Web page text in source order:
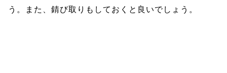
う。また、錆び取りもしておくと良いでしょう。